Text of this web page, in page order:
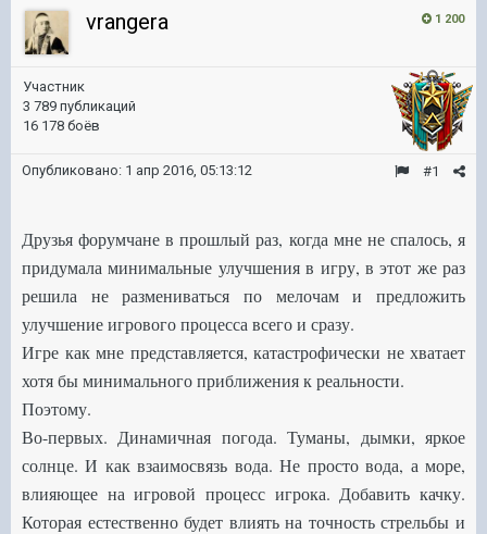
1 200
vrangera
Участник
3 789 публикаций
16 178 боёв
#1
Опубликовано: 1 апр 2016, 05:13:12
Друзья форумчане в прошлый раз, когда мне не спалось, я
придумала минимальные улучшения в игру, в этот же раз
решила не размениваться по мелочам и предложить
улучшение игрового процесса всего и сразу.
Игре как мне представляется, катастрофически не хватает
хотя бы минимального приближения к реальности.
Поэтому.
Во-первых. Динамичная погода. Туманы, дымки, яркое
солнце. И как взаимосвязь вода. Не просто вода, а море,
влияющее на игровой процесс игрока. Добавить качку.
Которая естественно будет влиять на точность стрельбы и